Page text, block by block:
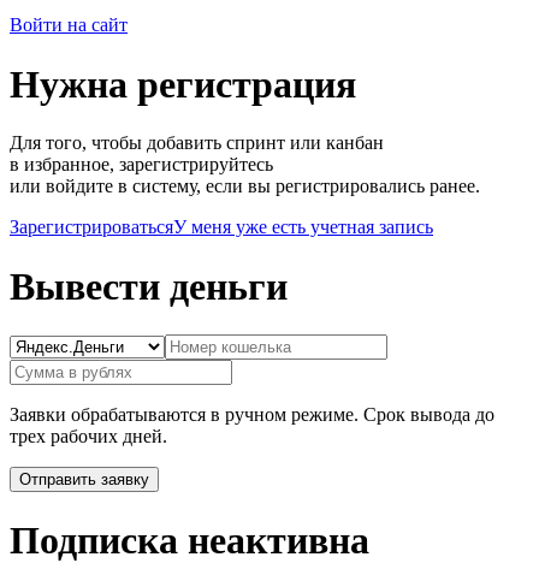
Войти на сайт
Нужна регистрация
Для того, чтобы добавить спринт или канбан
в избранное, зарегистрируйтесь
или войдите в систему, если вы регистрировались ранее.
ЗарегистрироватьсяУ меня уже есть учетная запись
Вывести деньги
Заявки обрабатываются в ручном режиме. Срок вывода до
трех рабочих дней.
Подписка неактивна